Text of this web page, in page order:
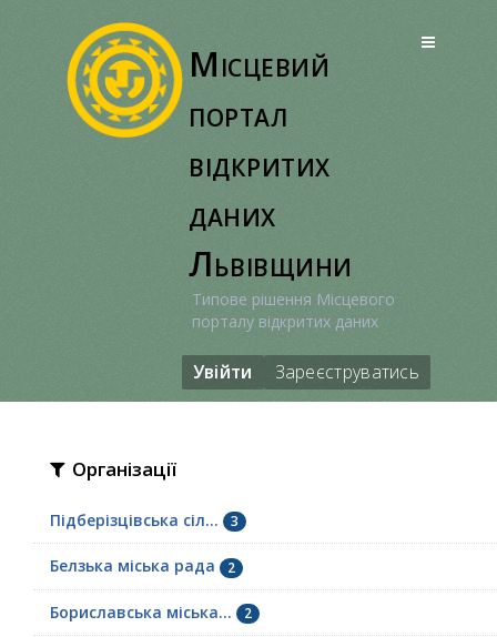
Місцевий
портал
відкритих
даних
Львівщини
Типове рішення Місцевого
порталу відкритих даних
Увійти Зареєструватись
Організації
Підберізцівська сіл... 3
Белзька міська рада 2
Бориславська міська... 2